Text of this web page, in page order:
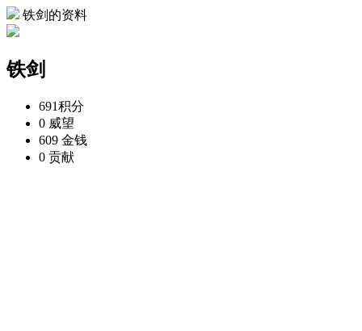
铁剑的资料
铁剑
691积分
0 威望
609 金钱
0 贡献